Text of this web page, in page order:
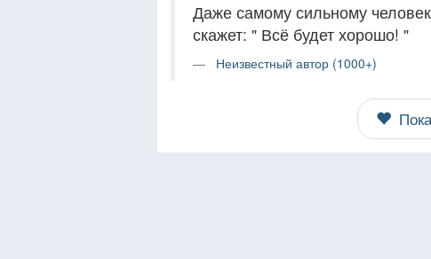
Даже самому сильному
скажет: " Всё будет хорошо! "
Неизвестный автор (1000+)